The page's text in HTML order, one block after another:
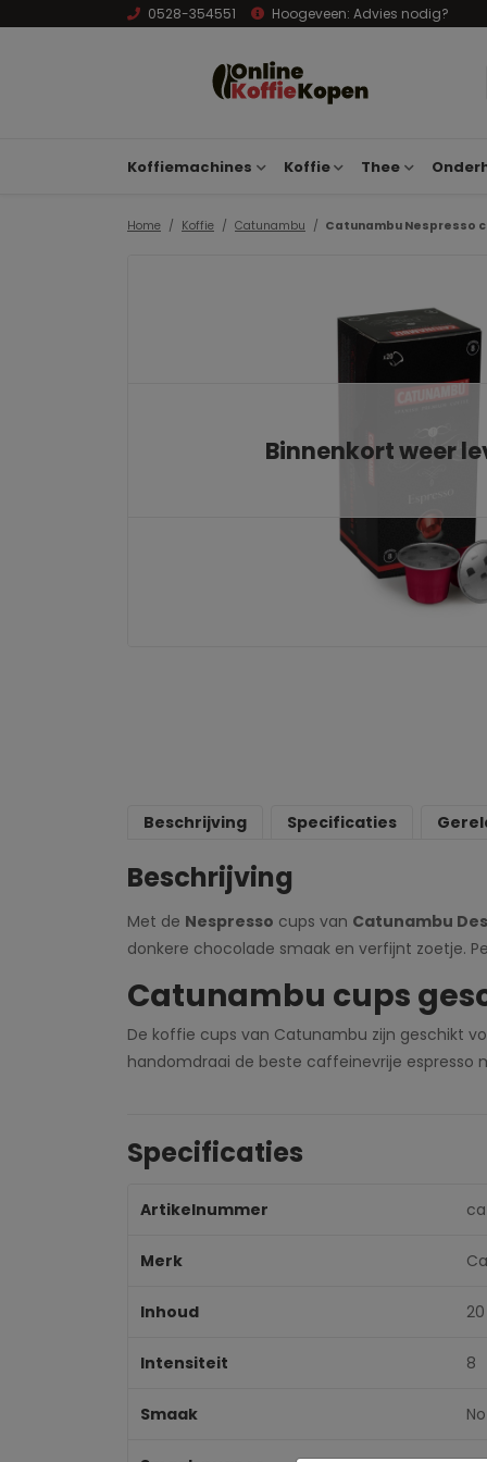
0528-354551 Hoogeveen: Advies nodig?
Koffiemachines Koffie Thee
Home Koffie Catunambu Catunambu Nespresso
Binnenkort weer
Beschrijving Specificaties
Beschrijving
Met de Nespresso cups van Catunambu
donkere chocolade smaak en verfijnt zoetje.
Catunambu cups
De koffie cups van Catunambu zijn geschikt
handomdraai de beste caffeinevrije
Specificaties
Artikelnummer
Merk
Inhoud
Intensiteit 8
Smaak